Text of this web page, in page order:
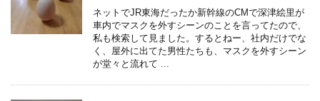
ネットでJR東海だったか新幹線のCMで深津絵里が
車内でマスクを外すシーンのことを言ってたので、
私も検索して見ました。するとねー、社内だけでな
く、屋外に出てた男性たちも、マスクを外すシーン
が堂々と流れて ...